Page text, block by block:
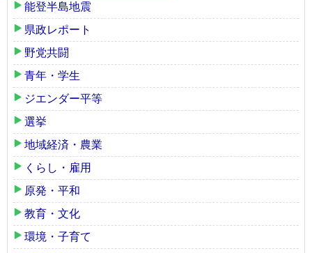
能登半島地震
県政レポート
野党共闘
青年・学生
ジエンダー平等
選挙
地域経済・農業
くらし・雇用
原発・平和
教育・文化
環境・子育て